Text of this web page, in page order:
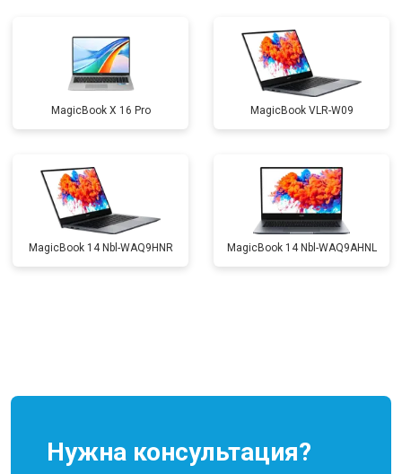
MagicBook X 16 Pro MagicBook VLR-W09
MagicBook 14 Nbl-WAQ9HNR MagicBook 14 Nbl-WAQ9AHNL
Нужна консультация?